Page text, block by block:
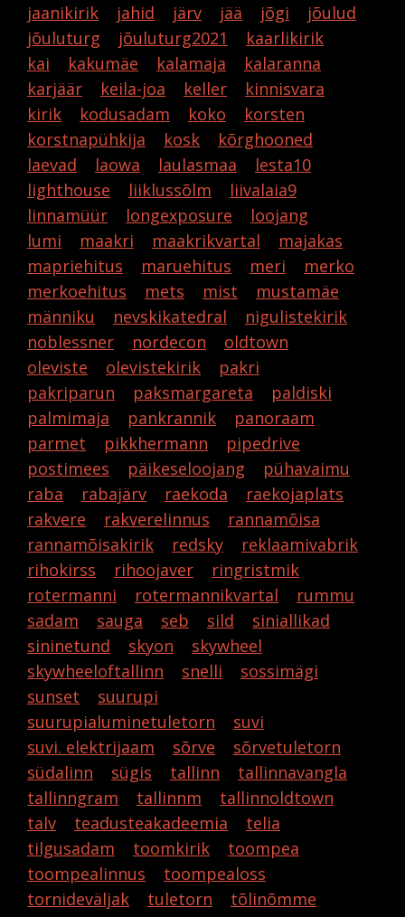
jaanikirik
jahid järv jää jõgi
jõulud
jõuluturg
jõuluturg2021
kaarlikirik
kai
kakumäe kalamaja
kalaranna
karjäär
keila-joa keller
kinnisvara
kirik
kodusadam koko
korsten
korstnapühkija
kosk
kõrghooned
laevad
laowa laulasmaa
lesta10
lighthouse
liiklussõlm
liivalaia9
linnamüür
longexposure
loojang
lumi
maakri maakrikvartal
majakas
mapriehitus
maruehitus meri
merko
merkoehitus
mets mist
mustamäe
männiku
nevskikatedral
nigulistekirik
noblessner
nordecon
oldtown
oleviste
olevistekirik
pakri
pakriparun
paksmargareta
paldiski
palmimaja
pankrannik
panoraam
parmet
pikkhermann
pipedrive
postimees
päikeseloojang
pühavaimu
raba
rabajärv raekoda
raekojaplats
rakvere
rakverelinnus
rannamõisa
rannamõisakirik
redsky
reklaamivabrik
rihokirss
rihoojaver
ringristmik
rotermanni
rotermannikvartal
rummu
sadam
sauga seb sild
siniallikad
sininetund
skyon
skywheel
skywheeloftallinn
snelli
sossimägi
sunset
suurupi
suurupialuminetuletorn
suvi
suvi. elektrijaam
sõrve
sõrvetuletorn
südalinn
sügis tallinn
tallinnavangla
tallinngram
tallinnm
tallinnoldtown
talv
teadusteakadeemia
telia
tilgusadam
toomkirik
toompea
toompealinnus
toompealoss
tornideväljak
tuletorn
tõlinõmme